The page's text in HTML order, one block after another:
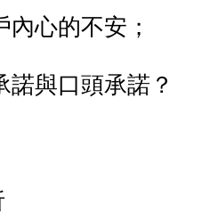
心的不安；
諾與口頭承諾？